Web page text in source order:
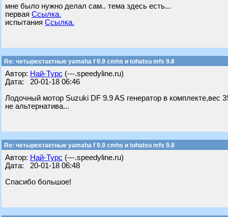
мне было нужно делал сам.. тема здесь есть...
первая Ссылка.
испытания Ссылка.
Re: четырехтактные yamaha f 9.9 cmhs и tohatsu mfs 9.8
Автор: Най-Турс (---.speedyline.ru)
Дата: 20-01-18 06:46
Лодочный мотор Suzuki DF 9.9 AS генератор в комплекте,вес
не альтернатива...
Re: четырехтактные yamaha f 9.9 cmhs и tohatsu mfs 9.8
Автор: Най-Турс (---.speedyline.ru)
Дата: 20-01-18 06:48
Спасибо большое!